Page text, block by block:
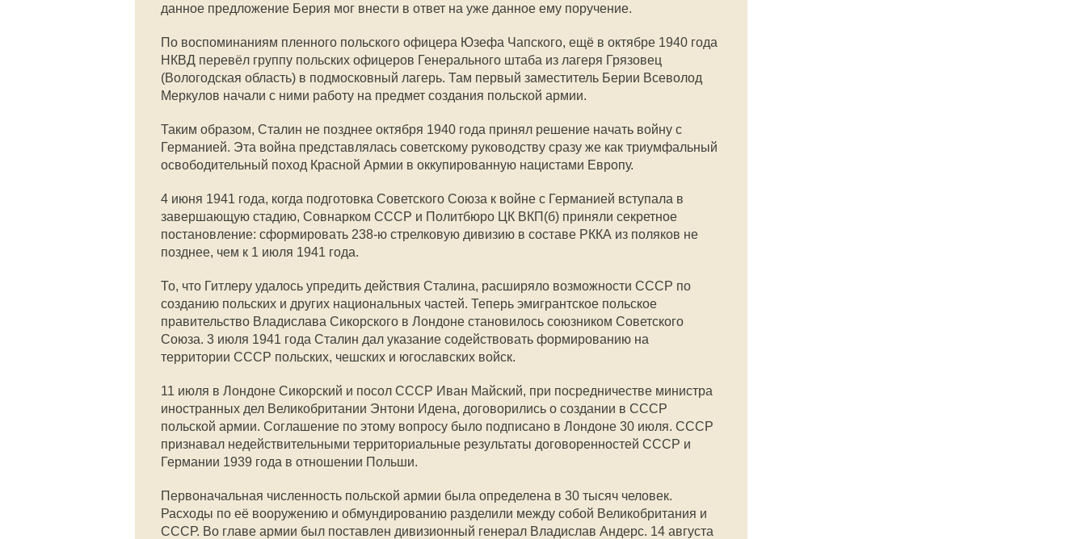
данное предложение Берия мог внести в ответ на уже данное ему поручение.
По воспоминаниям пленного польского офицера Юзефа Чапского, ещё в октябре 1940 года
НКВД перевёл группу польских офицеров Генерального штаба из лагеря Грязовец
(Вологодская область) в подмосковный лагерь. Там первый заместитель Берии Всеволод
Меркулов начали с ними работу на предмет создания польской армии.
Таким образом, Сталин не позднее октября 1940 года принял решение начать войну с
Германией. Эта война представлялась советскому руководству сразу же как триумфальный
освободительный поход Красной Армии в оккупированную нацистами Европу.
4 июня 1941 года, когда подготовка Советского Союза к войне с Германией вступала в
завершающую стадию, Совнарком СССР и Политбюро ЦК ВКП(б) приняли секретное
постановление: сформировать 238-ю стрелковую дивизию в составе РККА из поляков не
позднее, чем к 1 июля 1941 года.
То, что Гитлеру удалось упредить действия Сталина, расширяло возможности СССР по
созданию польских и других национальных частей. Теперь эмигрантское польское
правительство Владислава Сикорского в Лондоне становилось союзником Советского
Союза. 3 июля 1941 года Сталин дал указание содействовать формированию на
территории СССР польских, чешских и югославских войск.
11 июля в Лондоне Сикорский и посол СССР Иван Майский, при посредничестве министра
иностранных дел Великобритании Энтони Идена, договорились о создании в СССР
польской армии. Соглашение по этому вопросу было подписано в Лондоне 30 июля. СССР
признавал недействительными территориальные результаты договоренностей СССР и
Германии 1939 года в отношении Польши.
Первоначальная численность польской армии была определена в 30 тысяч человек.
Расходы по её вооружению и обмундированию разделили между собой Великобритания и
СССР. Во главе армии был поставлен дивизионный генерал Владислав Андерс. 14 августа